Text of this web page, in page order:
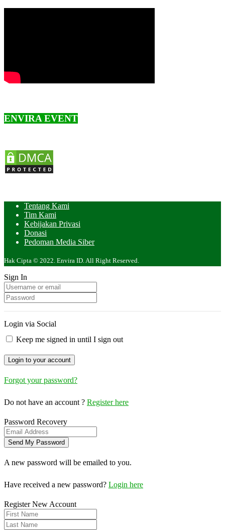
ENVIRA EVENT
Tentang Kami
Tim Kami
Kebijakan Privasi
Donasi
Pedoman Media Siber
Hak Cipta © 2022. Envira ID. All Right Reserved.
Sign In
Login via Social
Keep me signed in until I sign out
Forgot your password?
Do not have an account ? Register here
Password Recovery
A new password will be emailed to you.
Have received a new password? Login here
Register New Account